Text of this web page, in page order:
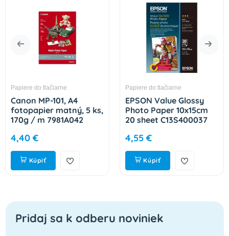
Papiere do tlačiarne
Canon MP-101, A4
fotopapier matný, 5 ks,
170g / m 7981A042
4,40 €
Kúpiť
Papiere do tlačiarne
EPSON Value Glossy
Photo Paper 10x15cm
20 sheet C13S400037
4,55 €
Kúpiť
Pridaj sa k odberu noviniek